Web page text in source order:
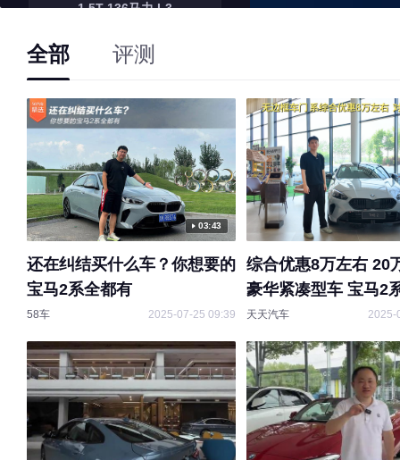
1.5T 136马力 L3
变速箱
6挡手自一体
全部 评测
03:43
还在纠结买什么车？你想要的
宝马2系全都有
58车 2025-07-25 09:39
综合优惠8万左右 20
豪华紧凑型车 宝马2
吗？
天天汽车 2025-